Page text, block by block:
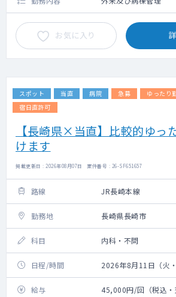
お気に入り
スポット 当直 病院 急募 ゆったり
宿日直許可
【長崎県×当直】比較的ゆっ
けます
掲載更新日 : 2026年08月07日 案件番号 : 26-SF651657
路線 JR長崎本線
勤務地 長崎県長崎市
科目 内科・不問
日程/時間 2026年8月11日（火
給与 45,000円/回（税込・